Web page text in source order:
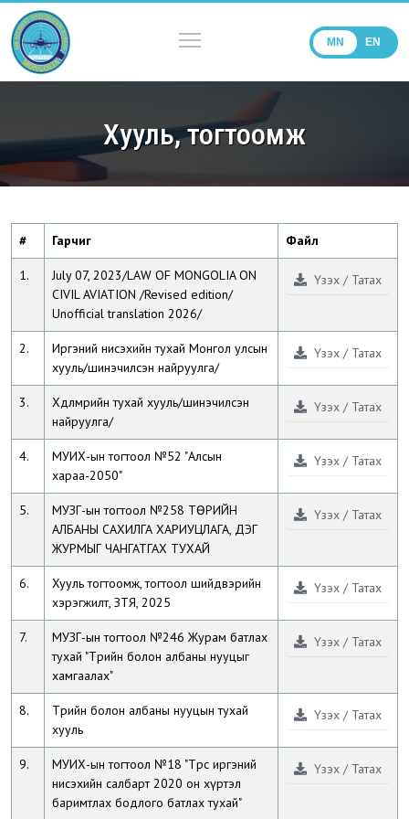
MN EN
Хууль, тогтоомж
# Гарчиг Файл
1.
July 07, 2023/LAW OF MONGOLIA ON
CIVIL AVIATION /Revised edition/
Unofficial translation 2026/
Үзэх / Татах
2.
Иргэний нисэхийн тухай Монгол улсын
хууль/шинэчилсэн найруулга/
Үзэх / Татах
3.
Хөдөлмөрийн тухай хууль/шинэчилсэн
найруулга/
Үзэх / Татах
4.
МУИХ-ын тогтоол №52 "Алсын
хараа-2050"
Үзэх / Татах
5.
МУЗГ-ын тогтоол №258 ТӨРИЙН
АЛБАНЫ САХИЛГА ХАРИУЦЛАГА, ДЭГ
ЖУРМЫГ ЧАНГАТГАХ ТУХАЙ
Үзэх / Татах
6.
Хууль тогтоомж, тогтоол шийдвэрийн
хэрэгжилт, ЗТЯ, 2025
Үзэх / Татах
7.
МУЗГ-ын тогтоол №246 Журам батлах
тухай "Төрийн болон албаны нууцыг
хамгаалах"
Үзэх / Татах
8.
Төрийн болон албаны нууцын тухай
хууль
Үзэх / Татах
9.
МУИХ-ын тогтоол №18 "Төрөөс иргэний
нисэхийн салбарт 2020 он хүртэл
баримтлах бодлого батлах тухай"
Үзэх / Татах